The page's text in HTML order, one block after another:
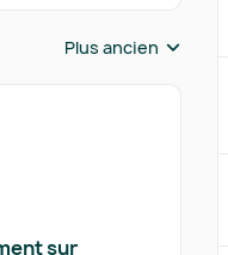
Réponses triées
Plus ancien
sur